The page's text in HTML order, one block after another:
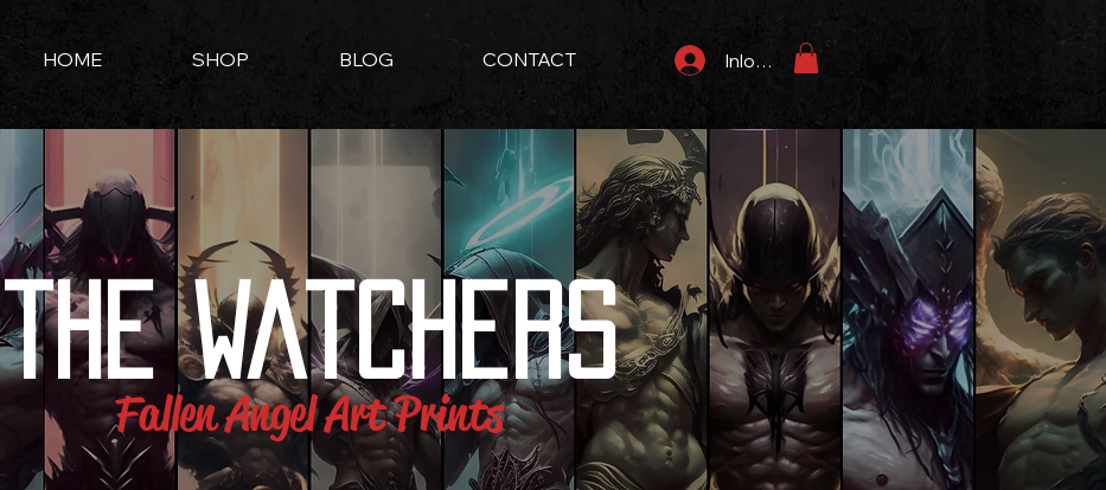
HOME SHOP BLOG CONTACT Inloggen
the Watchers
Fallen Angel Art Prints